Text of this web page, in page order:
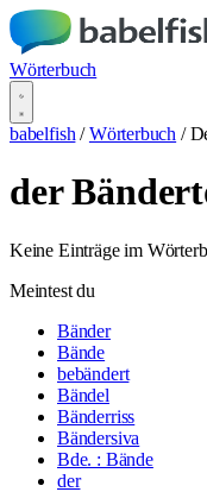
Wörterbuch
babelfish / Wörterbuch /
der
Keine Einträge im
Meintest du
Bänder
Bände
bebändert
Bändel
Bänderriss
Bändersiva
Bde. : Bände
der